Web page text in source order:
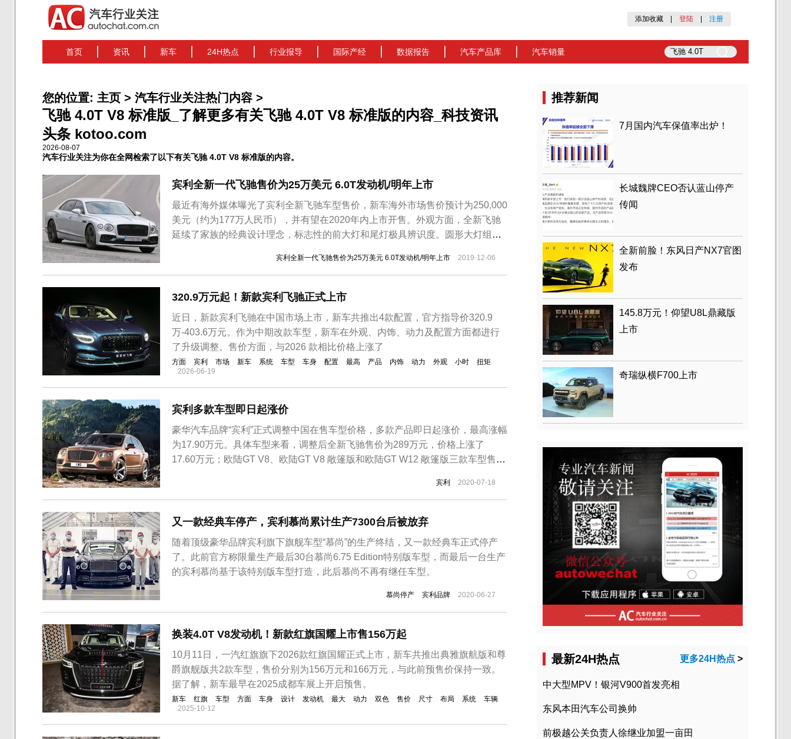
添加收藏 登陆 注册
首页 资讯 新车 24H热点 行业报导 国际产经 数据报告 汽车产品库 汽车销量
您的位置: 主页 > 汽车行业关注热门内容 >
飞驰 4.0T V8 标准版_了解更多有关飞驰 4.0T V8 标准版的内容_科技资讯
头条 kotoo.com
2026-08-07
汽车行业关注为你在全网检索了以下有关飞驰 4.0T V8 标准版的内容。
宾利全新一代飞驰售价为25万美元 6.0T发动机/明年上市
最近有海外媒体曝光了宾利全新飞驰车型售价，新车海外市场售价预计为250,000
美元（约为177万人民币），并有望在2020年内上市开售。外观方面，全新飞驰
延续了家族的经典设计理念，标志性的前大灯和尾灯极具辨识度。圆形大灯组采
直的车前相得益彰。在车身尺寸方面，宾利官方引见新款一代飞驰根本保持了老
款车子型号的长度度，长度宽高区别为...
宾利全新一代飞驰售价为25万美元 6.0T发动机/明年上市 2019-12-06
320.9万元起！新款宾利飞驰正式上市
近日，新款宾利飞驰在中国市场上市，新车共推出4款配置，官方指导价320.9
万-403.6万元。作为中期改款车型，新车在外观、内饰、动力及配置方面都进行
了升级调整。售价方面，与2026 款相比价格上涨了
方面 宾利 市场 新车 系统 车型 车身 配置 最高 产品 内饰 动力 外观 小时
扭矩
2026-06-19
宾利多款车型即日起涨价
豪华汽车品牌“宾利”正式调整中国在售车型价格，多款产品即日起涨价，最高涨幅
为17.90万元。具体车型来看，调整后全新飞驰售价为289万元，价格上涨了
17.60万元；欧陆GT V8、欧陆GT V8 敞篷版和欧陆GT W12 敞篷版三款车型售价
宾利 2020-07-18
又一款经典车停产，宾利慕尚累计生产7300台后被放弃
随着顶级豪华品牌宾利旗下旗舰车型“慕尚”的生产终结，又一款经典车正式停产
了。此前官方称限量生产最后30台慕尚6.75 Edition特别版车型，而最后一台生产
的宾利慕尚基于该特别版车型打造，此后慕尚不再有继任车型。
慕尚停产 宾利品牌 2020-06-27
换装4.0T V8发动机！新款红旗国耀上市售156万起
10月11日，一汽红旗旗下2026款红旗国耀正式上市，新车共推出典雅旗航版和尊
爵旗舰版共2款车型，售价分别为156万元和166万元，与此前预售价保持一致。
据了解，新车最早在2025成都车展上开启预售。
新车 红旗 车型 方面 车身 设计 发动机 最大 动力 双色 售价 尺寸 布局 系统
车辆
2025-10-12
推荐新闻
7月国内汽车保值率出炉！
长城魏牌CEO否认蓝山停产
传闻
全新前脸！东风日产NX7官图
发布
145.8万元！仰望U8L鼎藏版
上市
奇瑞纵横F700上市
最新24H热点 更多24H热点 >
中大型MPV！银河V900首发亮相
东风本田汽车公司换帅
前极越公关负责人徐继业加盟一亩田